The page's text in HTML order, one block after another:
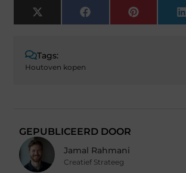
X
(Twitter)
Facebook Pinterest
Tags:
Houtoven kopen
GEPUBLICEERD DOOR
Jamal Rahmani
Creatief Strateeg